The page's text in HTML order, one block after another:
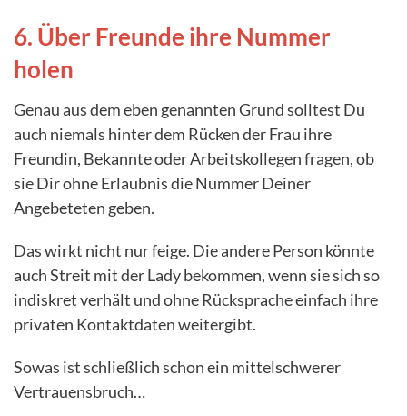
6. Über Freunde ihre Nummer
holen
Genau aus dem eben genannten Grund solltest Du
auch niemals hinter dem Rücken der Frau ihre
Freundin, Bekannte oder Arbeitskollegen fragen, ob
sie Dir ohne Erlaubnis die Nummer Deiner
Angebeteten geben.
Das wirkt nicht nur feige. Die andere Person könnte
auch Streit mit der Lady bekommen, wenn sie sich so
indiskret verhält und ohne Rücksprache einfach ihre
privaten Kontaktdaten weitergibt.
Sowas ist schließlich schon ein mittelschwerer
Vertrauensbruch…